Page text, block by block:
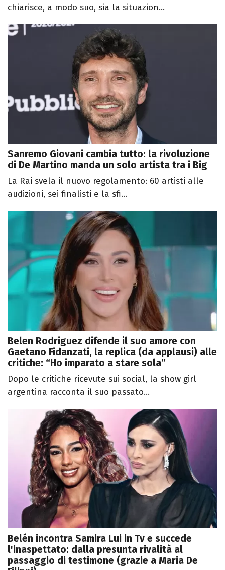
chiarisce, a modo suo, sia la situazion...
Sanremo Giovani cambia tutto: la rivoluzione
di De Martino manda un solo artista tra i Big
La Rai svela il nuovo regolamento: 60 artisti alle
audizioni, sei finalisti e la sfi...
Belen Rodriguez difende il suo amore con
Gaetano Fidanzati, la replica (da applausi) alle
critiche: “Ho imparato a stare sola”
Dopo le critiche ricevute sui social, la show girl
argentina racconta il suo passato...
Belén incontra Samira Lui in Tv e succede
l'inaspettato: dalla presunta rivalità al
passaggio di testimone (grazie a Maria De